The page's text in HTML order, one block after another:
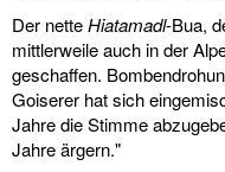
Der netteHiatamadl-Bua,
mittlerweile auch in der
geschaffen.
Goiserer hat sich
Jahre die Stimme
Jahre ärgern."